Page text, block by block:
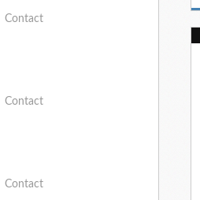
Contact
Contact
Contact